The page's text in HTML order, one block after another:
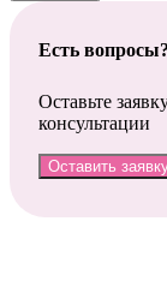
Есть вопросы?
Оставьте
консультации
Оставить